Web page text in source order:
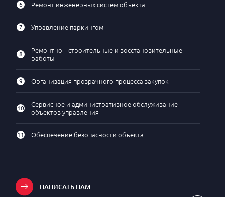
6 Ремонт инженерных систем объекта
7 Управление паркингом
8
Ремонтно – строительные и восстановительные
работы
9 Организация прозрачного процесса закупок
10
Сервисное и административное обслуживание
объектов управления
11 Обеспечение безопасности объекта
НАПИСАТЬ НАМ